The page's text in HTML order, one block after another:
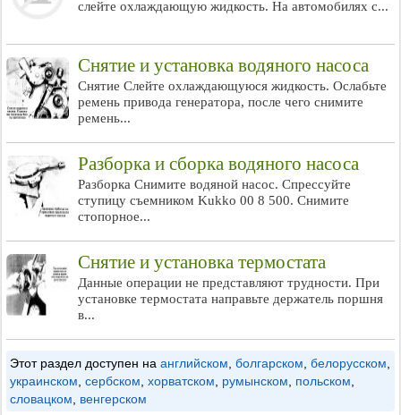
слейте охлаждающую жидкость. На автомобилях с...
Снятие и установка водяного насоса
Снятие Слейте охлаждающуюся жидкость. Ослабьте
ремень привода генератора, после чего снимите
ремень...
Разборка и сборка водяного насоса
Разборка Снимите водяной насос. Спрессуйте
ступицу съемником Kukko 00 8 500. Снимите
стопорное...
Снятие и установка термостата
Данные операции не представляют трудности. При
установке термостата направьте держатель поршня
в...
Этот раздел доступен на английском болгарском белорусском
украинском сербском хорватском румынском польском
словацком
венгерском